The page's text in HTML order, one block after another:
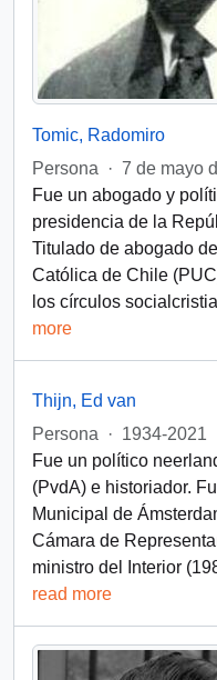
Tomic, Radomiro
Persona
· 7 de mayo
Fue un abogado y
presidencia de la
Titulado de abogado
Católica de Chile
los círculos
more
Thijn, Ed van
Persona
· 1934-2021
Fue un político
(PvdA) e historiador.
Municipal de
Cámara de
ministro del Interior
read more